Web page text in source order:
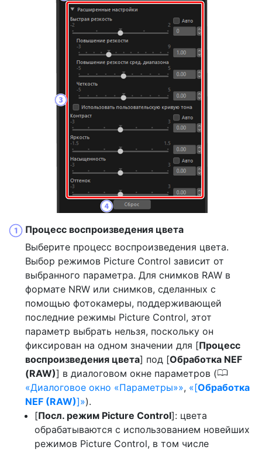
Процесс воспроизведения цвета
Выберите процесс воспроизведения цвета.
Выбор режимов Picture Control зависит от
выбранного параметра. Для снимков RAW в
формате NRW или снимков, сделанных с
помощью фотокамеры, поддерживающей
последние режимы Picture Control, этот
параметр выбрать нельзя, поскольку он
фиксирован на одном значении для [Процесс
воспроизведения цвета] под [Обработка NEF
(RAW)] в диалоговом окне параметров (0
Диалоговое окно «Параметры» , [Обработка
NEF (RAW)] ).
[Посл. режим Picture Control]: цвета
обрабатываются с использованием новейших
режимов Picture Control, в том числе